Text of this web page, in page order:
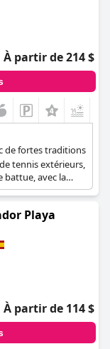
À partir de 214 $
de fortes traditions
tennis extérieurs,
avec la
Playa
À partir de 114 $